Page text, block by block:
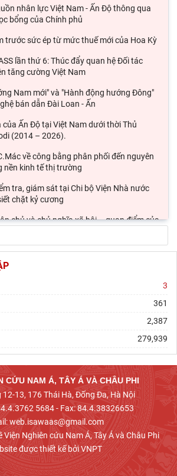
nhân lực Việt Nam - Ấn Độ thông qua
bổng của Chính phủ
trước sức ép từ mức thuế mới của Hoa Kỳ
lần thứ 6: Thúc đẩy quan hệ Đối tác
tăng cường Việt Nam
Nam mới" và "Hành động hướng Đông"
bán dẫn Đài Loan - Ấn
của Ấn Độ tại Việt Nam dưới thời Thủ
(2014 – 2026).
về công bằng phân phối đến nguyên
nền kinh tế thị trường
tra, giám sát tại Chi bộ Viện Nhà nước
chặt kỷ cương
chủ và chủ nghĩa xã hội – quan điểm của
ở Việt Nam thời
carbon: Kinh nghiệm quốc tế và hàm ý
Khoa học xã hội Việt Nam thăm và làm
3
361
2,387
279,939
CỨU NAM Á, TÂY Á VÀ CHÂU PHI
12-13, 176 Thái Hà, Đống Đa, Hà Nội
5684 - Fax: 84.4.38326653
web.isawaas@gmail.com
Viện Nghiên cứu Nam Á, Tây Á và Châu Phi
được thiết kế bởi VNPT